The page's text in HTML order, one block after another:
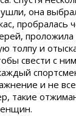
она
пробралась
проложила
толпу и
свести с
и не
такие